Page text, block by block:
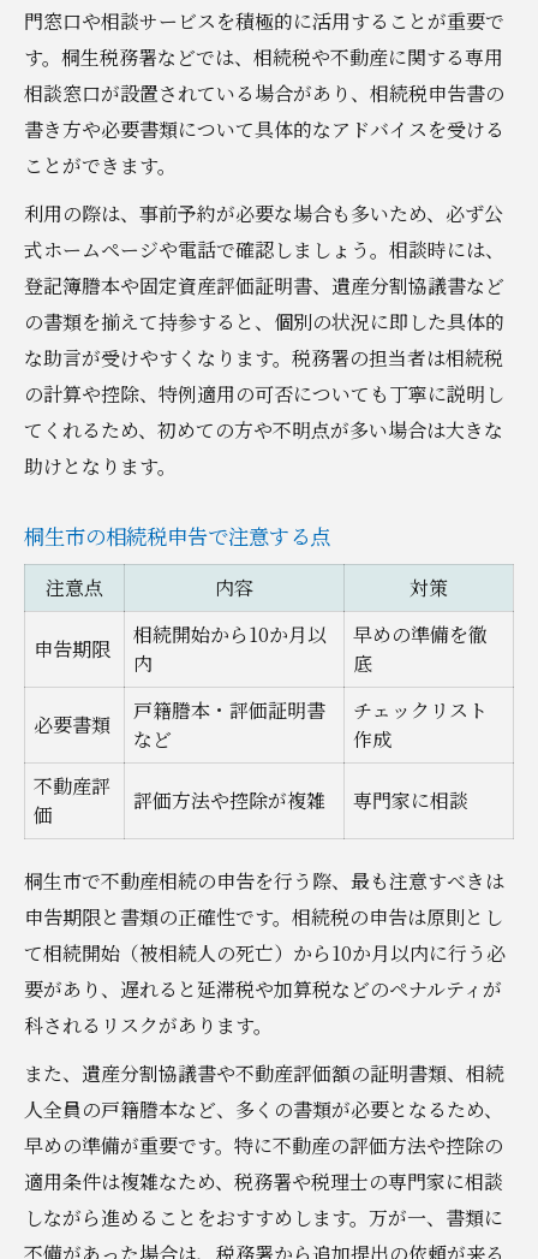
申告遅延を防ぐための実践的な対策法
桐生市の相続税申告で失敗しないコツ
税務署混雑時の効率的な申告方法
期限内申告を実現するスケジュール例
門窓口や相談サービスを積極的に活用することが重要で
す。桐生税務署などでは、相続税や不動産に関する専用
相談窓口が設置されている場合があり、相続税申告書の
書き方や必要書類について具体的なアドバイスを受ける
ことができます。
利用の際は、事前予約が必要な場合も多いため、必ず公
式ホームページや電話で確認しましょう。相談時には、
登記簿謄本や固定資産評価証明書、遺産分割協議書など
の書類を揃えて持参すると、個別の状況に即した具体的
な助言が受けやすくなります。税務署の担当者は相続税
の計算や控除、特例適用の可否についても丁寧に説明し
てくれるため、初めての方や不明点が多い場合は大きな
助けとなります。
桐生市の相続税申告で注意する点
注意点 内容 対策
申告期限
相続開始から10か月以
内
早めの準備を徹
底
必要書類
戸籍謄本・評価証明書
など
チェックリスト
作成
不動産評
価
評価方法や控除が複雑 専門家に相談
桐生市で不動産相続の申告を行う際、最も注意すべきは
申告期限と書類の正確性です。相続税の申告は原則とし
て相続開始（被相続人の死亡）から10か月以内に行う必
要があり、遅れると延滞税や加算税などのペナルティが
科されるリスクがあります。
また、遺産分割協議書や不動産評価額の証明書類、相続
人全員の戸籍謄本など、多くの書類が必要となるため、
早めの準備が重要です。特に不動産の評価方法や控除の
適用条件は複雑なため、税務署や税理士の専門家に相談
しながら進めることをおすすめします。万が一、書類に
不備があった場合は、税務署から追加提出の依頼が来る